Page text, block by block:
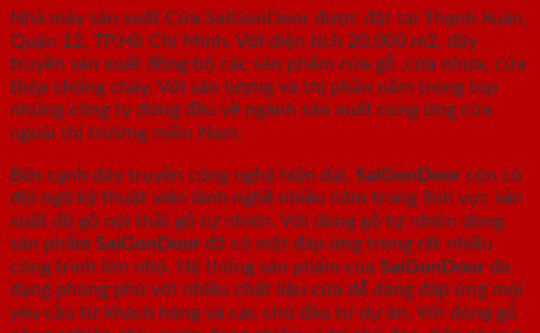
Nhà máy sản xuất Cửa SaiGonDoor được đặt tại Thạnh Xuân,
Quận 12, TP.Hồ Chí Minh. Với diện tích 20.000 m2, dây
truyền sản xuất đồng bộ các sản phẩm cửa gỗ ,cửa nhựa, cửa
thép chống cháy. Với sản lượng và thị phần nằm trong top
những công ty đứng đầu về ngành sản xuất cung ứng cửa
ngoài thị trường miền Nam.
Bên cạnh dây truyền công nghệ hiện đại, SaiGonDoor còn có
đội ngũ kỹ thuật viên lành nghề nhiều năm trong lĩnh vực sản
xuất đồ gỗ nội thất gỗ tự nhiên. Với dòng gỗ tự nhiên dòng
sản phẩm SaiGonDoor đã có mặt đáp ứng trong rất nhiều
công trình lớn nhỏ. Hệ thống sản phẩm của SaiGonDoor đa
dạng phong phú với nhiều chất liệu cửa dễ dàng đáp ứng mọi
yêu cầu từ khách hàng và các chủ đầu tư dự án. Với dòng gỗ